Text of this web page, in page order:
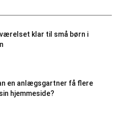
klar til små børn i
en anlægsgartner få flere
hjemmeside?